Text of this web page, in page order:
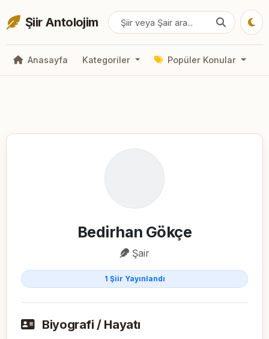
Şiir Antolojim
Anasayfa Kategoriler Popüler Konular
Bedirhan Gökçe
Şair
1 Şiir Yayınlandı
Biyografi / Hayatı